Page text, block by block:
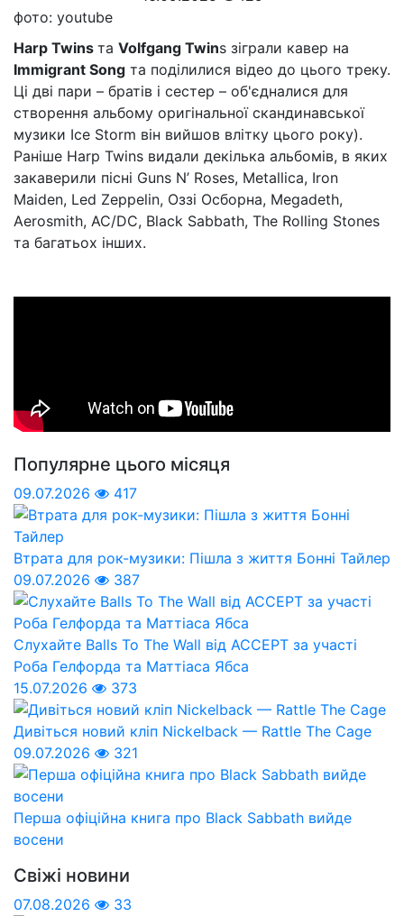
фото: youtube
Harp Twins та Volfgang Twins зіграли кавер на
Immigrant Song та поділилися відео до цього треку.
Ці дві пари – братів і сестер – об'єдналися для
створення альбому оригінальної скандинавської
музики Ice Storm він вийшов влітку цього року).
Раніше Harp Twins видали декілька альбомів, в яких
закаверили пісні Guns N’ Roses, Metallica, Iron
Maiden, Led Zeppelin, Оззі Осборна, Megadeth,
Aerosmith, AC/DC, Black Sabbath, The Rolling Stones
та багатьох інших.
Популярне цього місяця
09.07.2026 417
Втрата для рок-музики: Пішла з життя Бонні Тайлер
09.07.2026
387
Слухайте Balls To The Wall від ACCEPT за участі
Роба Гелфорда та Маттіаса Ябса
15.07.2026
373
Дивіться новий кліп Nickelback — Rattle The Cage
09.07.2026
321
Перша офіційна книга про Black Sabbath вийде
восени
Свіжі новини
07.08.2026 33